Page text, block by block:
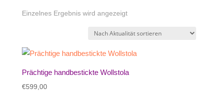
Einzelnes Ergebnis wird angezeigt
Prächtige handbestickte Wollstola
€599,00